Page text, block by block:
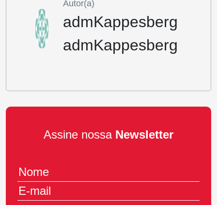
Autor(a)
admKappesberg
admKappesberg
Assine nossa Newsletter